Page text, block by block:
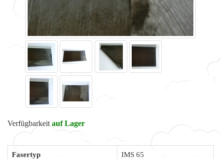
Verfügbarkeit auf Lager
Fasertyp IMS 65